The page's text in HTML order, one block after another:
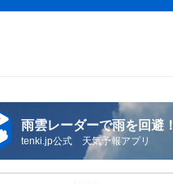
雨雲レーダーで雨を回避！
tenki.jp公式 天気予報アプリ